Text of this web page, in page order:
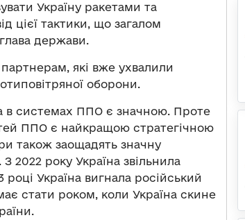
Україну ракетами та
цієї тактики, що загалом
держави.
які вже ухвалили
оборони.
в системах ППО є значною. Проте
ППО є найкращою стратегічною
також заощадять значну
З 2022 року Україна звільнила
Україна вигнала російський
стати роком, коли Україна скине